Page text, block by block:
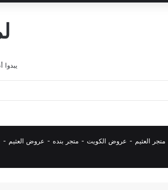
عن
متجر العثيم - عروض الكويت - متجر بنده - عروض العثيم -